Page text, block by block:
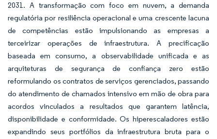
2031. A transformação com foco em nuvem, a demanda
regulatória por resiliência operacional e uma crescente lacuna
de competências estão impulsionando as empresas a
terceirizar operações de infraestrutura. A precificação
baseada em consumo, a observabilidade unificada e as
arquiteturas de segurança de confiança zero estão
reformulando os contratos de serviços gerenciados, passando
do atendimento de chamados intensivo em mão de obra para
acordos vinculados a resultados que garantem latência,
disponibilidade e conformidade. Os hiperescaladores estão
expandindo seus portfólios da infraestrutura bruta para o